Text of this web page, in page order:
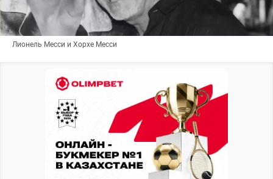
Лионель Месси и Хорхе Месси